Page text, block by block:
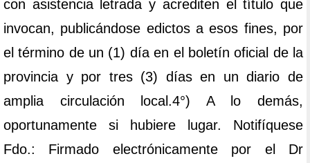
con asistencia letrada y acrediten el título que
invocan, publicándose edictos a esos fines, por
el término de un (1) día en el boletín oficial de la
provincia y por tres (3) días en un diario de
amplia circulación local.4°) A lo demás,
oportunamente si hubiere lugar. Notifíquese
Fdo.: Firmado electrónicamente por el Dr